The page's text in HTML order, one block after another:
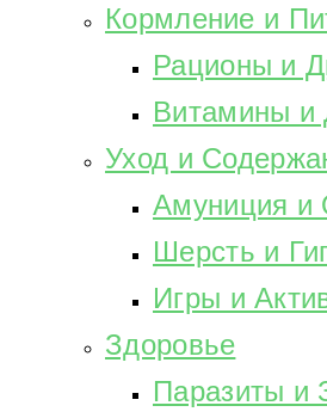
Кормление и
Рационы и
Витамины и
Уход и
Амуниция и
Шерсть и
Игры и
Здоровье
Паразиты и